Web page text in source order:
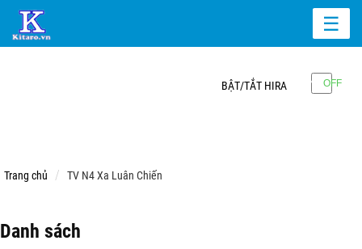
☰
BẬT/TẮT HIRA
Trang chủ TV N4 Xa Luân Chiến
Danh sách